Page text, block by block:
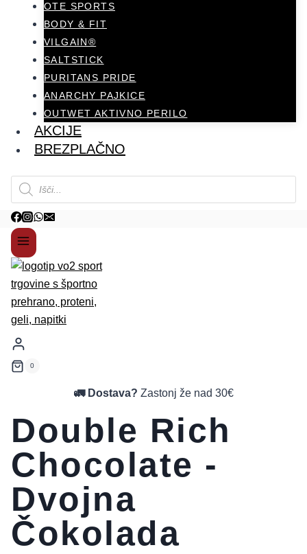
OTE SPORTS
BODY & FIT
VILGAIN®
SALTSTICK
PURITANS PRIDE
ANARCHY PAJKICE
OUTWET AKTIVNO PERILO
AKCIJE
BREZPLAČNO
Products
search
0
🚛 Dostava? Zastonj že nad 30€
Double Rich
Chocolate -
Dvojna
Čokolada